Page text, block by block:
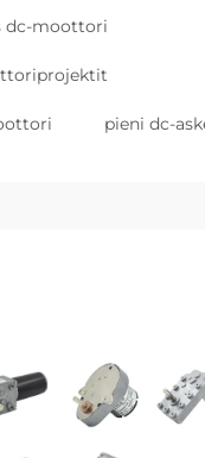
dc-moottori
pieni dc-